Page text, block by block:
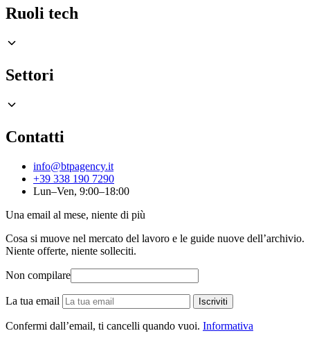
Ruoli tech
Settori
Contatti
info@btpagency.it
+39 338 190 7290
Lun–Ven, 9:00–18:00
Una email al mese, niente di più
Cosa si muove nel mercato del lavoro e le guide nuove dell’archivio.
Niente offerte, niente solleciti.
Non compilare
La tua email Iscriviti
Confermi dall’email, ti cancelli quando vuoi. Informativa